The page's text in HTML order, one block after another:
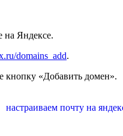
на Яндексе.
domains_add.
кнопку «Добавить домен».